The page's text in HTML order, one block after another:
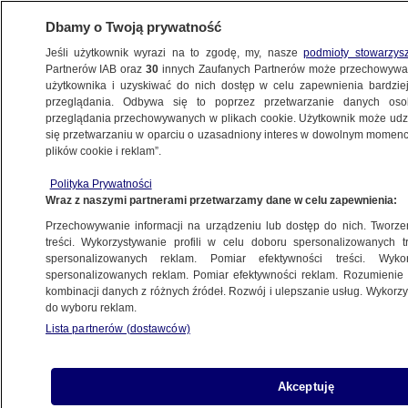
BIZNES
NAJNOWSZE
Europolgazu
3.07.2007, 08:31Aktualizacja: 3.07.2007, 09:05
Udostępnij
Dbamy o Twoją prywatność
Jeśli użytkownik wyrazi na to zgodę, my, naszepodmioty
Partnerów IAB oraz30 innych Zaufanych Partnerów może
użytkownika i uzyskiwać do nich dostęp w celu zapewnienia
przeglądania. Odbywa się to poprzez przetwarzanie danych
przeglądania przechowywanych w plikach cookie. Użytkownik może
się przetwarzaniu w oparciu o uzasadniony interes w dowolnym
plików cookie i reklam”.
Polityka Prywatności
Wraz z naszymi partnerami przetwarzamy dane w celu zapewnienia:
Przechowywanie informacji na urządzeniu lub dostęp do nich.
treści. Wykorzystywanie profili w celu doboru spersonalizowanych
spersonalizowanych reklam. Pomiar efektywności treści.
spersonalizowanych reklam. Pomiar efektywności reklam.
kombinacji danych z różnych źródeł. Rozwój i ulepszanie usług.
do wyboru reklam.
Lista partnerów (dostawców)
Akceptuję